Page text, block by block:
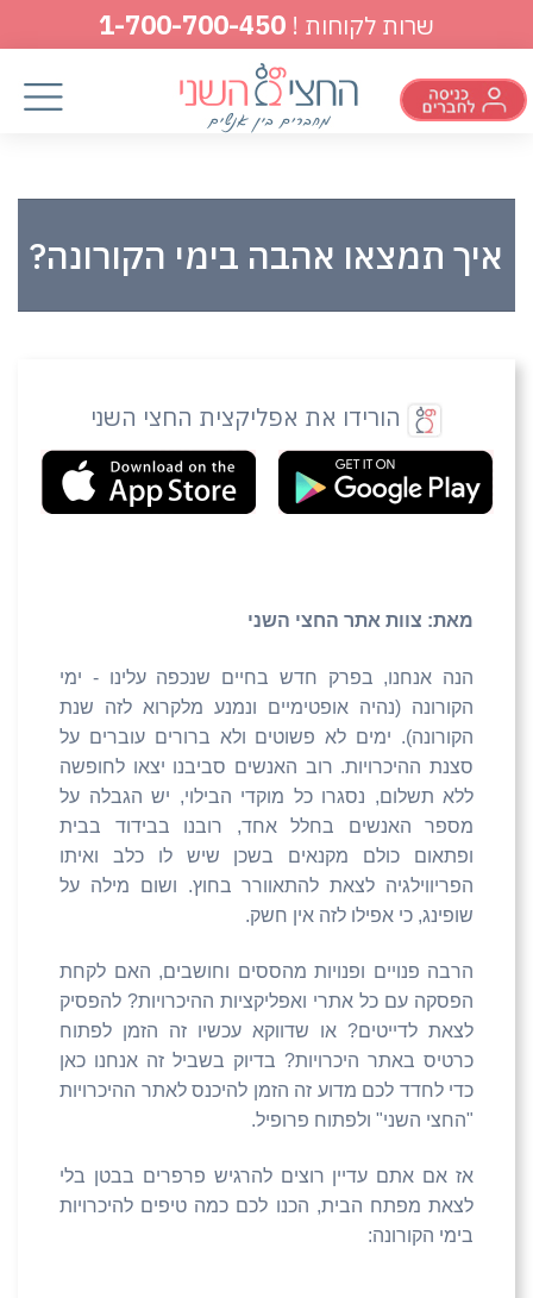
שרות לקוחות ! 1-700-700-450
איך תמצאו אהבה בימי הקורונה?
הורידו את אפליקצית החצי השני
מאת: צוות אתר החצי השני
הנה אנחנו, בפרק חדש בחיים שנכפה עלינו - ימי
הקורונה (נהיה אופטימיים ונמנע מלקרוא לזה שנת
הקורונה). ימים לא פשוטים ולא ברורים עוברים על
סצנת ההיכרויות. רוב האנשים סביבנו יצאו לחופשה
ללא תשלום, נסגרו כל מוקדי הבילוי, יש הגבלה על
מספר האנשים בחלל אחד, רובנו בבידוד בבית
ופתאום כולם מקנאים בשכן שיש לו כלב ואיתו
הפריווילגיה לצאת להתאוורר בחוץ. ושום מילה על
שופינג, כי אפילו לזה אין חשק.
הרבה פנויים ופנויות מהססים וחושבים, האם לקחת
הפסקה עם כל אתרי ואפליקציות ההיכרויות? להפסיק
לצאת לדייטים? או שדווקא עכשיו זה הזמן לפתוח
כרטיס באתר היכרויות? בדיוק בשביל זה אנחנו כאן
כדי לחדד לכם מדוע זה הזמן להיכנס לאתר ההיכרויות
"החצי השני" ולפתוח פרופיל.
אז אם אתם עדיין רוצים להרגיש פרפרים בבטן בלי
לצאת מפתח הבית, הכנו לכם כמה טיפים להיכרויות
בימי הקורונה: